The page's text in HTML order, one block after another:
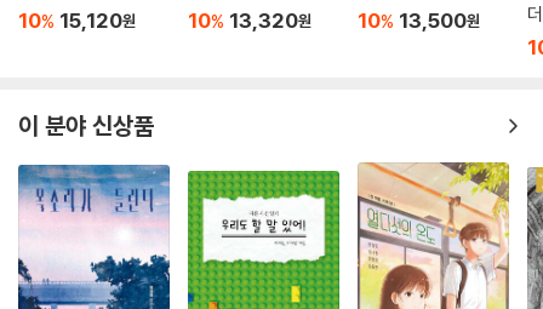
10% 15,120원 10% 13,320원 10% 13,500원
이 분야 신상품